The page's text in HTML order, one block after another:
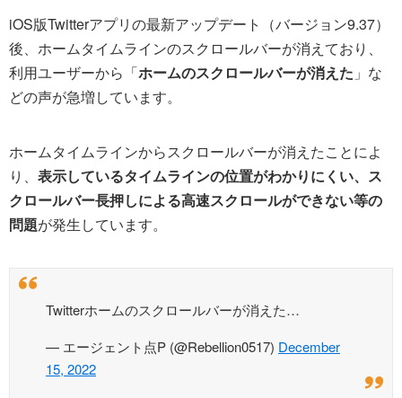
iOS版Twitterアプリの最新アップデート（バージョン9.37）
後、ホームタイムラインのスクロールバーが消えており、
利用ユーザーから「ホームのスクロールバーが消えた 」な
どの声が急増しています。
ホームタイムラインからスクロールバーが消えたことによ
り、 表示しているタイムラインの位置がわかりにくい、ス
クロールバー長押しによる高速スクロールができない等の
問題が発生しています。
Twitterホームのスクロールバーが消えた…
— エージェント点P (@Rebellion0517) December
15, 2022